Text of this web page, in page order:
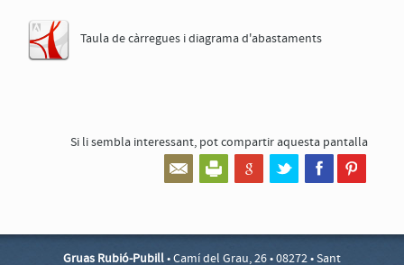
Taula de càrregues i diagrama d'abastaments
Si li sembla interessant, pot compartir aquesta pantalla
Gruas Rubió-Pubill• Camí del Grau, 26 • 08272 • Sant